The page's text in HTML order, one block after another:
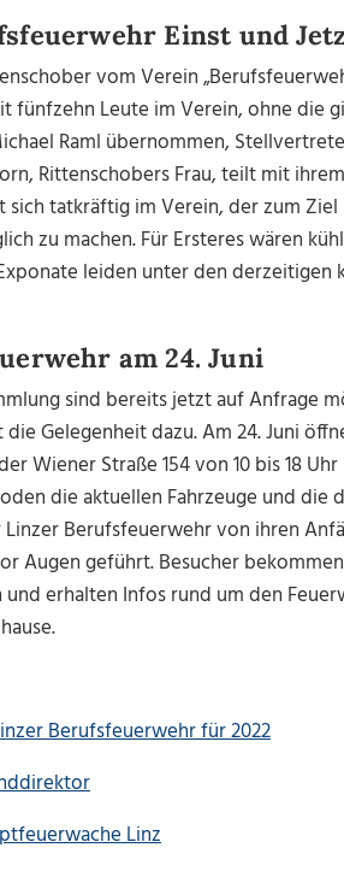
Einst und
vom Verein
fünfzehn Leute im Verein, ohne die
Raml übernommen,
Rittenschobers Frau, teilt mit
sich tatkräftig im Verein, der zum
zu machen. Für Ersteres wären
leiden unter den derzeitigen
am 24. Juni
sind bereits jetzt auf Anfrage
Gelegenheit dazu. Am 24. Juni
Wiener Straße 154 von 10 bis 18
die aktuellen Fahrzeuge und die
Berufsfeuerwehr von ihren
Augen geführt. Besucher
und erhalten Infos rund um den
Berufsfeuerwehr für 2022
Linz